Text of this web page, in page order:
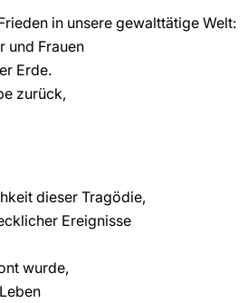
in unsere gewalttätige Welt:
und Frauen
Erde.
zurück,
dieser Tragödie,
Ereignisse
wurde,